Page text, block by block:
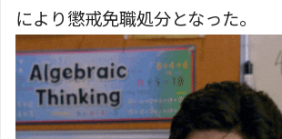
により懲戒免職処分となった。